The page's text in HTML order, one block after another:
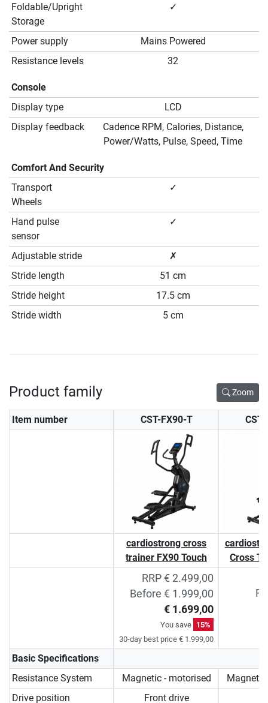
Foldable/Upright
Storage
✓
Power supply
Mains Powered
Resistance levels
32
Console
Display type
LCD
Display feedback
Cadence RPM, Calories, Distance,
Power/Watts, Pulse, Speed, Time
Comfort And Security
Transport
Wheels
✓
Hand pulse
sensor
✓
Adjustable stride
✗
Stride length
51 cm
Stride height
17.5 cm
Stride width
5 cm
Product family Zoom
Item number CST-FX90-T
cardiostrong cross
trainer FX90 Touch
Cross
RRP € 2.499,00
Before € 1.999,00
€ 1.699,00
You save 15%
30-day best price € 1.999,00
Basic Specifications
Resistance System
Magnetic - motorised
Drive position
Front drive